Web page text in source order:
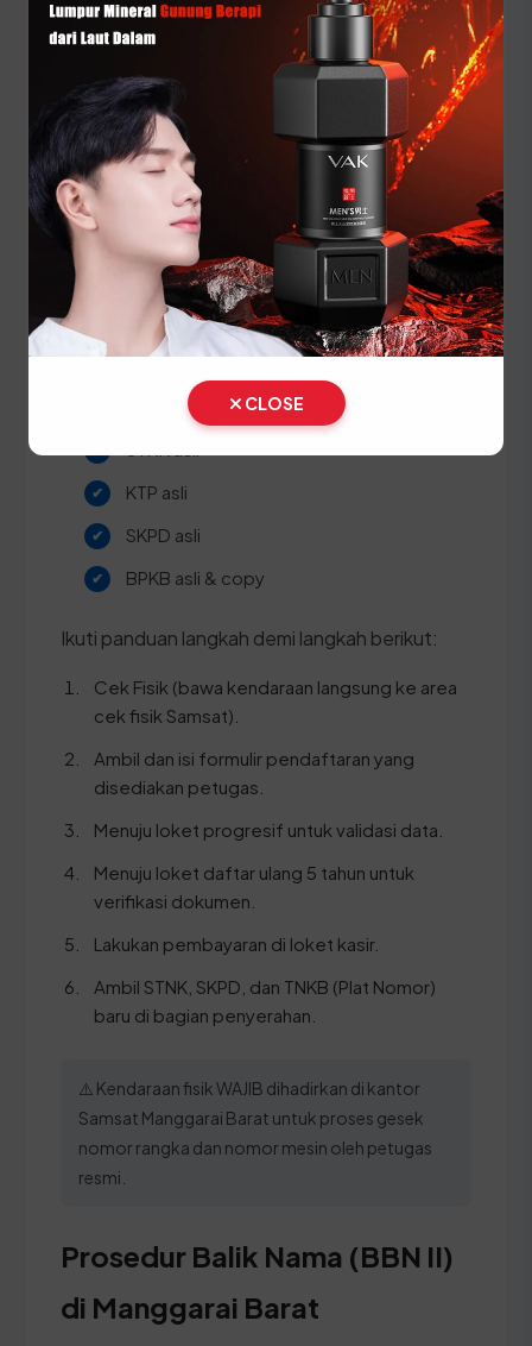
⚠️ Pastikan Anda selalu membawa dokumen KTP
dan STNK ASLI saat pengurusan dan pastikan
seluruh data identitas sudah sinkron dengan
sistem Dukcapil terbaru!
Panduan Pajak 5 Tahunan
(Ganti Plat) di Nusa Tenggara
Timur
Setiap lima tahun, pemilik kendaraan wajib
kendaraan. Siapkan dokumen tambahan ini:
KTP asli
SKPD asli
BPKB asli & copy
Ikuti panduan langkah demi langkah berikut:
Cek Fisik (bawa kendaraan langsung ke area
cek fisik Samsat).
Ambil dan isi formulir pendaftaran yang
disediakan petugas.
Menuju loket progresif untuk validasi data.
Menuju loket daftar ulang 5 tahun untuk
verifikasi dokumen.
Lakukan pembayaran di loket kasir.
Ambil STNK, SKPD, dan TNKB (Plat Nomor)
baru di bagian penyerahan.
⚠️ Kendaraan fisik WAJIB dihadirkan di kantor
Samsat Manggarai Barat untuk proses gesek
nomor rangka dan nomor mesin oleh petugas
resmi.
Prosedur Balik Nama (BBN II)
di Manggarai Barat
CLOSE